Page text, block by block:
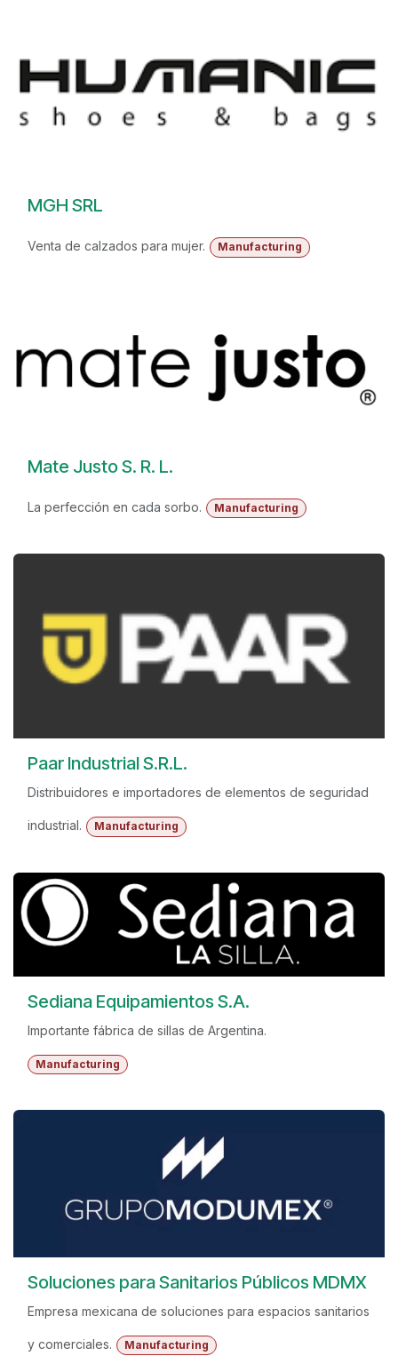
MGH SRL
Venta de calzados para mujer. Manufacturing
Mate Justo S. R. L.
La perfección en cada sorbo. Manufacturing
Paar Industrial S.R.L.
Distribuidores e importadores de elementos de seguridad
industrial. Manufacturing
Sediana Equipamientos S.A.
Importante fábrica de sillas de Argentina.
Manufacturing
Soluciones para Sanitarios Públicos MDMX
Empresa mexicana de soluciones para espacios sanitarios
y comerciales. Manufacturing